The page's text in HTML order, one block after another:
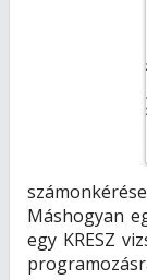
Máshogyan
egy KRESZ